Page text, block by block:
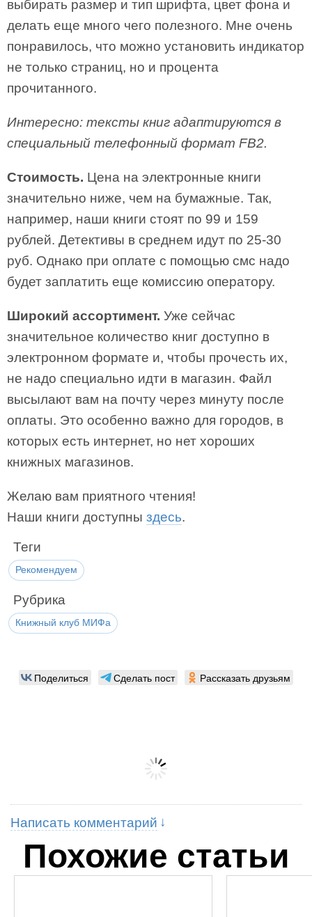
выбирать размер и тип шрифта, цвет фона и
делать еще много чего полезного. Мне очень
понравилось, что можно установить индикатор
не только страниц, но и процента
прочитанного.
Интересно: тексты книг адаптируются в
специальный телефонный формат FB2.
Стоимость. Цена на электронные книги
значительно ниже, чем на бумажные. Так,
например, наши книги стоят по 99 и 159
рублей. Детективы в среднем идут по 25-30
руб. Однако при оплате с помощью смс надо
будет заплатить еще комиссию оператору.
Широкий ассортимент. Уже сейчас
значительное количество книг доступно в
электронном формате и, чтобы прочесть их,
не надо специально идти в магазин. Файл
высылают вам на почту через минуту после
оплаты. Это особенно важно для городов, в
которых есть интернет, но нет хороших
книжных магазинов.
Желаю вам приятного чтения!
Наши книги доступны здесь.
Теги
Рекомендуем
Рубрика
Книжный клуб МИФа
Поделиться Сделать пост Рассказать друзьям
Написать комментарий
Похожие статьи